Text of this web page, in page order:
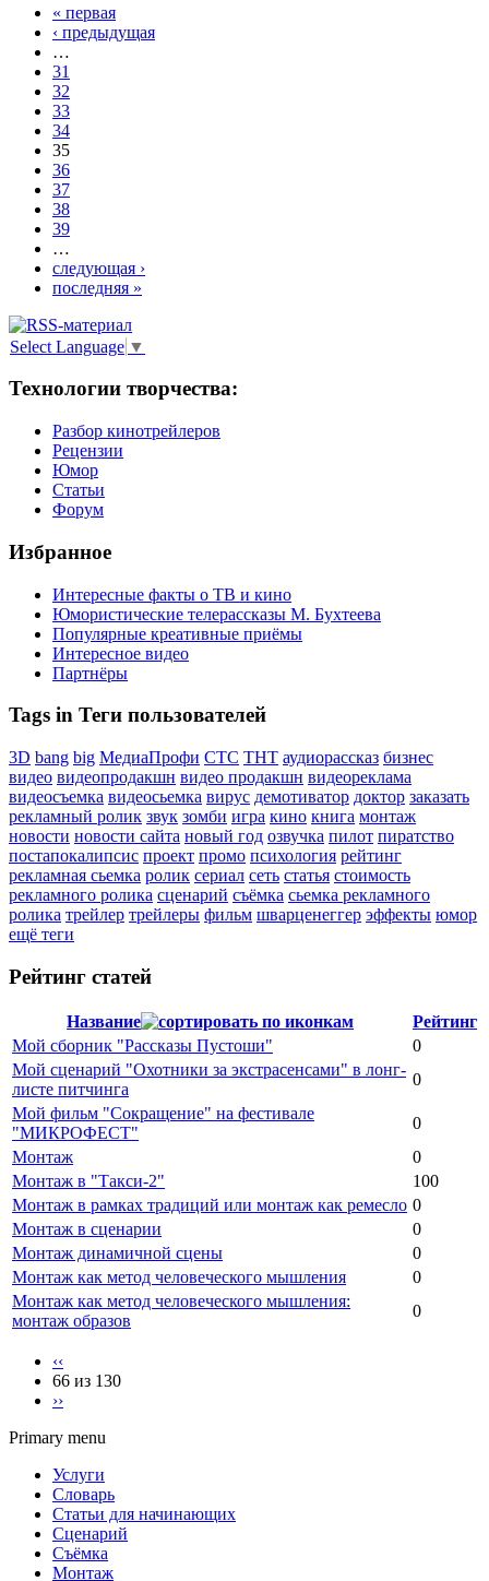
« первая
‹ предыдущая
…
31
32
33
34
35
36
37
38
39
…
следующая ›
последняя »
Select Language ▼
Технологии творчества:
Разбор кинотрейлеров
Рецензии
Юмор
Статьи
Форум
Избранное
Интересные факты о ТВ и кино
Юмористические телерассказы М. Бухтеева
Популярные креативные приёмы
Интересное видео
Партнёры
Tags in Теги пользователей
3D bang big МедиаПрофи СТС ТНТ аудиорассказ бизнес
видео видеопродакшн видео продакшн видеореклама
видеосъемка видеосьемка вирус демотиватор доктор заказать
рекламный ролик звук зомби игра кино книга монтаж
новости новости сайта новый год озвучка пилот пиратство
постапокалипсис проект промо психология рейтинг
рекламная сьемка ролик сериал сеть статья стоимость
рекламного ролика сценарий съёмка сьемка рекламного
ролика трейлер трейлеры фильм шварценеггер эффекты юмор
ещё теги
Рейтинг статей
Название
Рейтинг
Мой сборник "Рассказы Пустоши"
0
Мой сценарий "Охотники за экстрасенсами" в лонг-
листе питчинга
0
Мой фильм "Сокращение" на фестивале
"МИКРОФЕСТ"
0
Монтаж
0
Монтаж в "Такси-2"
100
Монтаж в рамках традиций или монтаж как ремесло 0
Монтаж в сценарии
0
Монтаж динамичной сцены
0
Монтаж как метод человеческого мышления
0
Монтаж как метод человеческого мышления:
монтаж образов
0
‹‹
66 из 130
››
Primary menu
Услуги
Словарь
Статьи для начинающих
Сценарий
Съёмка
Монтаж